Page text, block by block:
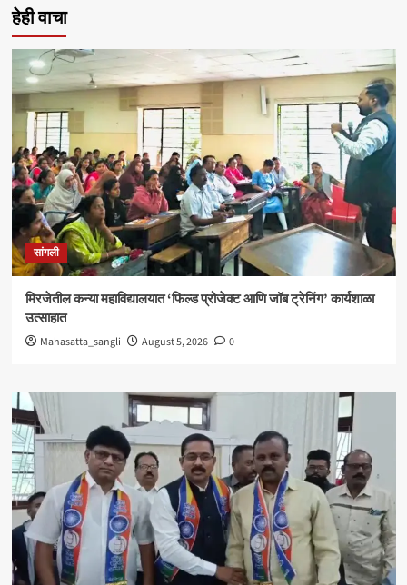
भाजपसोबत
का?
हेही वाचा
सांगली
मिरजेतील कन्या महाविद्यालयात ‘फिल्ड प्रोजेक्ट आणि जॉब ट्रेनिंग’ कार्यशाळा
उत्साहात
Mahasatta_sangli August 5, 2026 0